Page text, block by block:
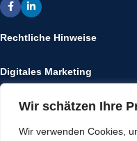
Wir schätzen Ihre
Wir verwenden Cookies,
Rechtliche Hinweise
Digitales Marketing
Wir im Internet